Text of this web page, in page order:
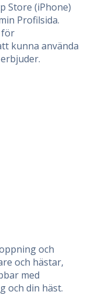
Store (iPhone)
Profilsida.
för
kunna använda
och
och hästar,
med
och din häst.